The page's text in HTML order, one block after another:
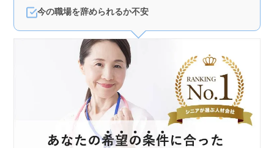
今の職場を辞められるか不安